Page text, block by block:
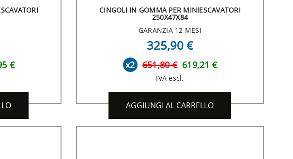
€
CINGOLI IN GOMMA PER MINIESCAVATORI
250X47X84
GARANZIA 12 MESI
325,90 €
x2 651,80 € 619,21 €
IVA escl.
AGGIUNGI AL CARRELLO